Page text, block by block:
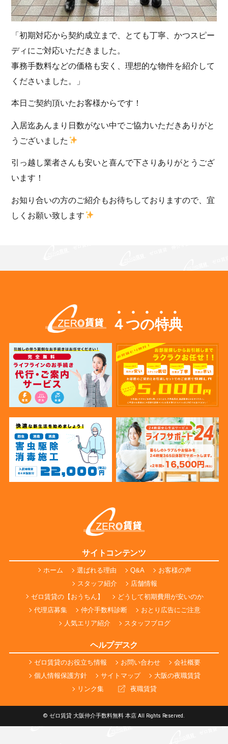
「初期対応から契約成立まで、とても丁寧、かつスピー
ディにご対応いただきました。
事務手数料などの価格も安く、理想的な物件を紹介して
くださいました。」
本日ご契約頂いたお客様からです！
入居迄あんまり日数がない中でご協力いただきありがと
うございました
引っ越し業者さんも安いと喜んで下さりありがとうござ
います！
お知り合いの方のご紹介もお待ちしておりますので、宜
しくお願い致します
４つの特典
サイトコンテンツ
ホーム 選ばれる理由 Q&A
お客様の声
スタッフ紹介
店舗情報
ゼロ賃貸の【おうちん】
どうして初期費用が安いのか
代理店募集
仲介手数料診断
おとり広告にご注意
人気エリア紹介
スタッフブログ
ヘルプデスク
ゼロ賃貸のお役立ち情報 お問い合わせ
会社概要
個人情報保護方針
サイトマップ
大阪の夜職賃貸
リンク集
夜職賃貸
© ゼロ賃貸 大阪仲介手数料無料 本店 All Rights Reserved.